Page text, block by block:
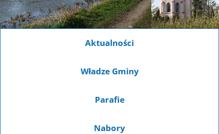
Aktualności
Władze Gminy
Parafie
Nabory